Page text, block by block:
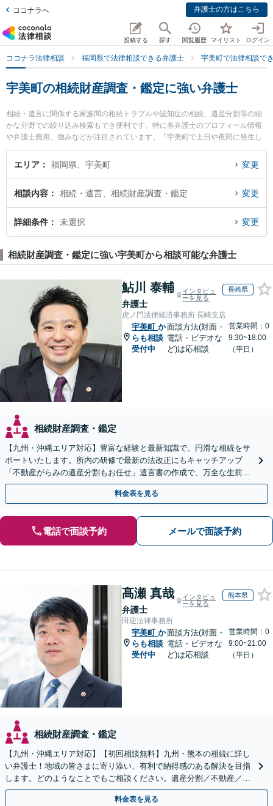
ココナラへ 弁護士の方はこちら
投稿する 探す 閲覧履歴 マイリスト ログイン
ココナラ法律相談 福岡県で法律相談できる弁護士 宇美町で法律相談で
宇美町の相続財産調査・鑑定に強い弁護士
相続・遺言に関係する家族間の相続トラブルや認知症の相続、遺産分割等の細
かな分野での絞り込み検索もでき便利です。特に各弁護士のプロフィール情報
や弁護士費用、強みなどが注目されています。『宇美町で土日や夜間に発生し
た相続財産調査・鑑定のトラブルを今すぐに弁護士に相談したい』『相続財産
調査・鑑定のトラブル解決の実績豊富な近くの弁護士を検索したい』『初回相
エリア 福岡県、宇美町 変更
相談内容 相続・遺言、相続財産調査・鑑定 変更
詳細条件 未選択 変更
相続財産調査・鑑定に強い宇美町から相談可能な弁護士
鮎川 泰輔
弁護士
インタビュ
ーを見る
長崎県
虎ノ門法律経済事務所 長崎支店
宇美町 か
らも相談
受付中
面談方法(対面・
電話・ビデオな
ど)は応相談
営業時間：0
9:30~18:00
（平日）
相続財産調査・鑑定
【九州・沖縄エリア対応】豊富な経験と最新知識で、円滑な相続をサ
ポートいたします。所内の研修で最新の法改正にもキャッチアップ
「不動産がらみの遺産分割もお任せ」遺言書の作成で、万全な生前対
策をおこないましょう【夜間・休日面談可】
料金表を見る
電話で面談予約 メールで面談予約
髙瀬 真哉
弁護士
インタビュ
ーを見る
熊本県
田迎法律事務所
宇美町 か
らも相談
受付中
面談方法(対面・
電話・ビデオな
ど)は応相談
営業時間：0
9:00~21:00
（平日）
相続財産調査・鑑定
【九州・沖縄エリア対応】【初回相談無料】九州・熊本の相続に詳し
い弁護士！地域の皆さまに寄り添い、有利で納得感のある解決を目指
します。どのようなことでもご相談ください。遺産分割／不動産／遺
言書／使い込み／寄与分／遺留分／相続放棄【完全個室】
料金表を見る